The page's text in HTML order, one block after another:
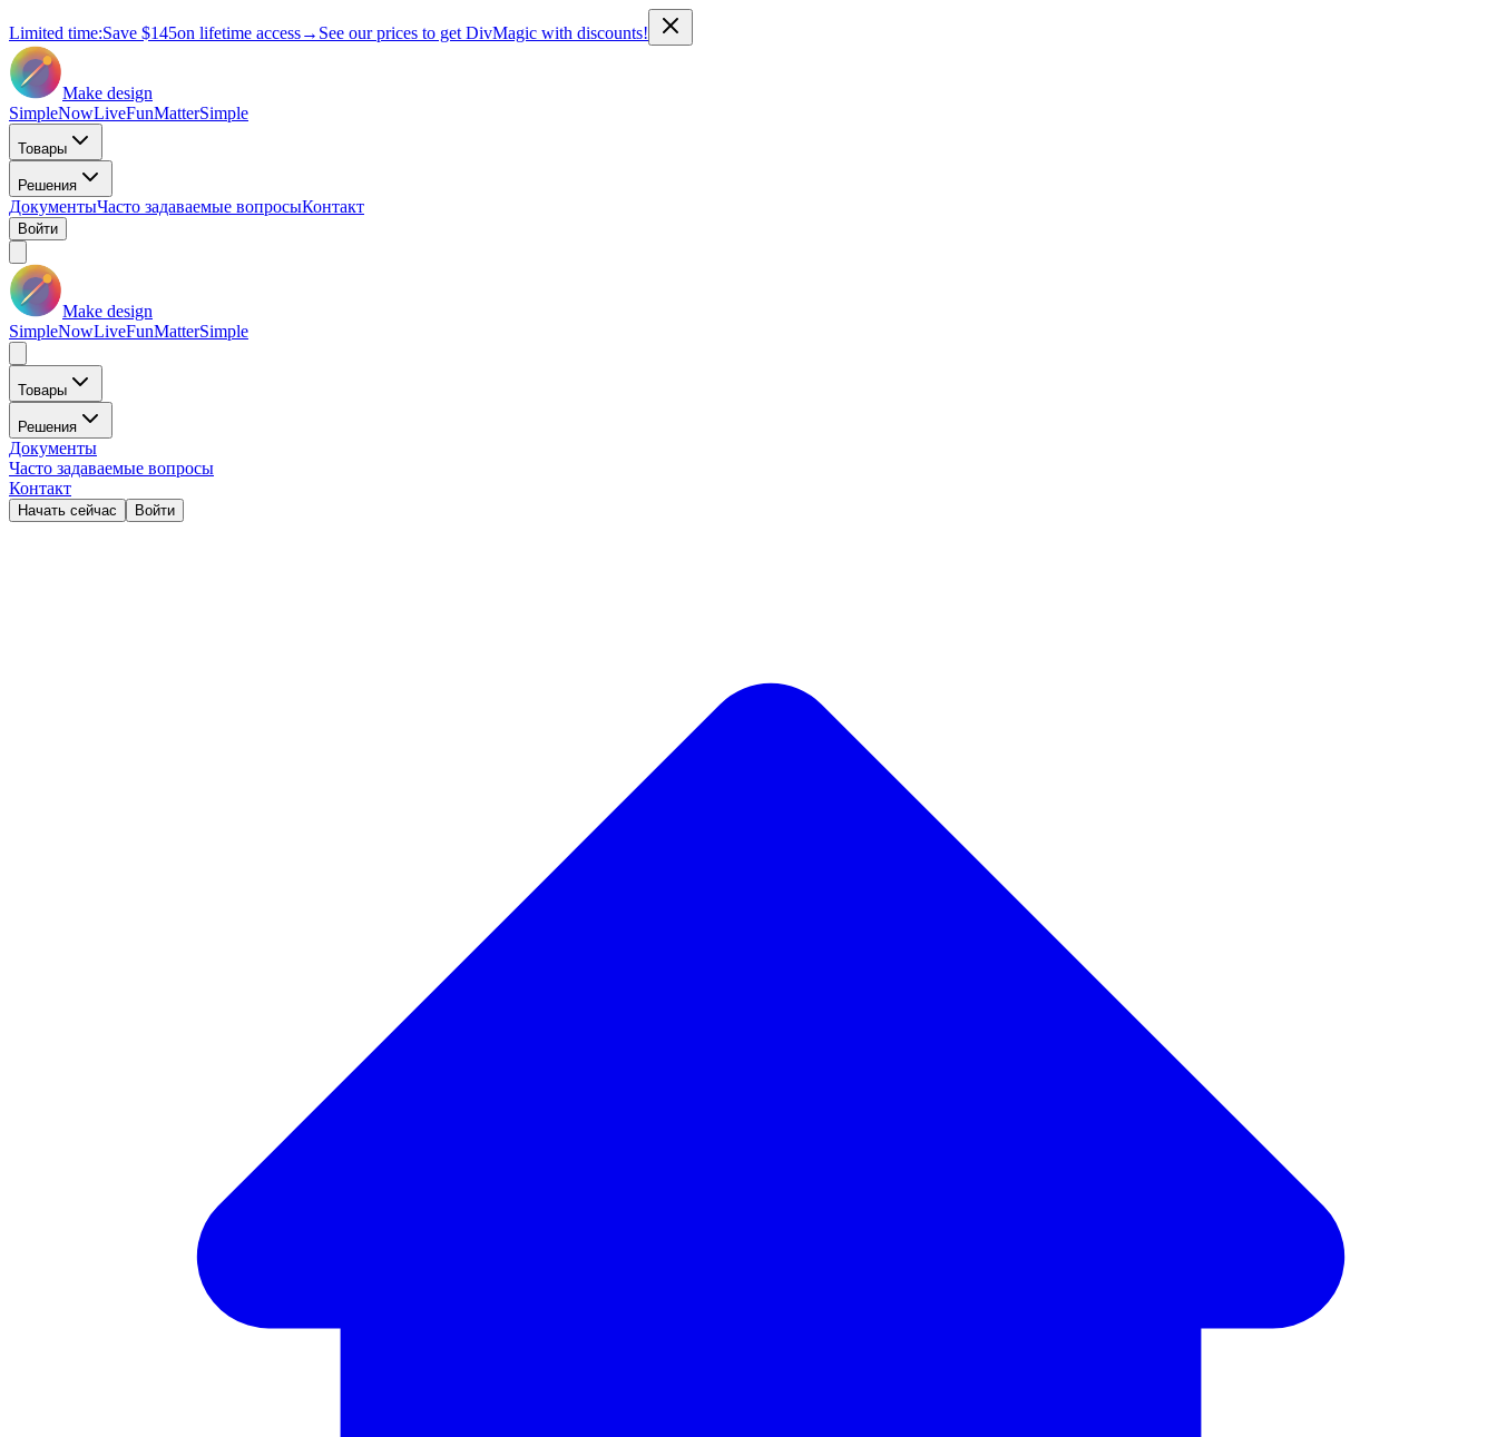
Limited time:Save $145on lifetime access→ See our prices to get DivMagic with discounts!
Make design
SimpleNowLiveFunMatterSimple
Товары
Решения
ДокументыЧасто задаваемые вопросыКонтакт
Войти
Make design
SimpleNowLiveFunMatterSimple
Товары
Решения
Документы
Часто задаваемые вопросы
Контакт
Начать сейчас Войти